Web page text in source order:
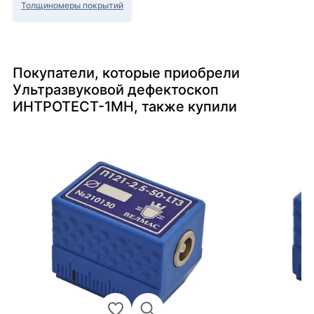
Толщиномеры покрытий
Покупатели, которые приобрели
Ультразвуковой дефектоскоп
ИНТРОТЕСТ-1МН, также купили